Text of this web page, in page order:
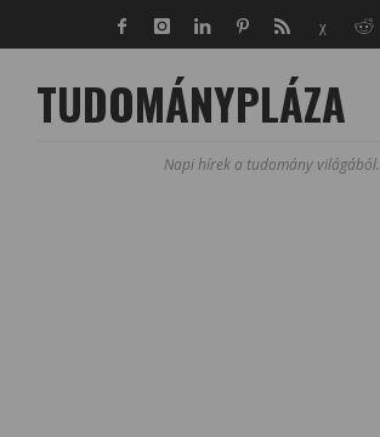
TUDOMÁNYPLÁZA
Napi hírek a tudomány világából.